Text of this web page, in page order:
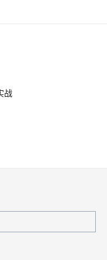
：轻量有
2017-8291
战